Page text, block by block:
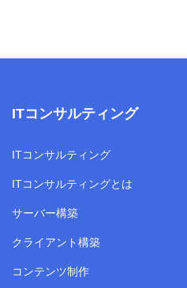
ITコンサルティング
ITコンサルティング
ITコンサルティングとは
サーバー構築
クライアント構築
コンテンツ制作